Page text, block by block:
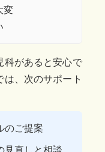
変
科があると安心で
、次のサポート
のご提案